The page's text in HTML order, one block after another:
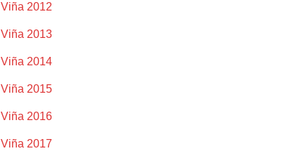
Viña 2012
Viña 2013
Viña 2014
Viña 2015
Viña 2016
Viña 2017